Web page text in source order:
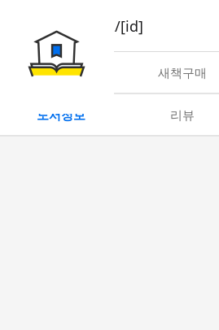
book/rent/[id]
대여 새책구매
도서정보 리뷰